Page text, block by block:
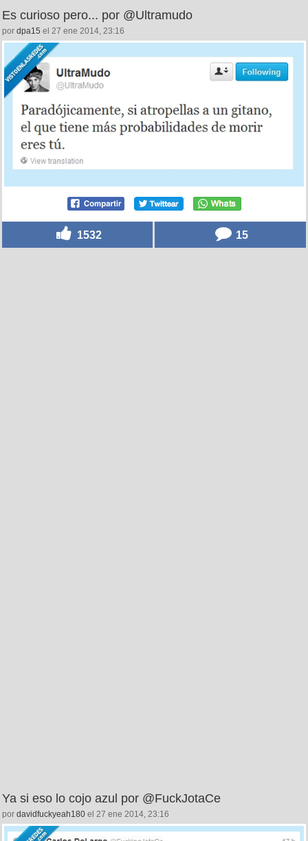
Es curioso pero... por @Ultramudo
por dpa15 el 27 ene 2014, 23:16
1532 15
Ya si eso lo cojo azul por @FuckJotaCe
por davidfuckyeah180 el 27 ene 2014, 23:16